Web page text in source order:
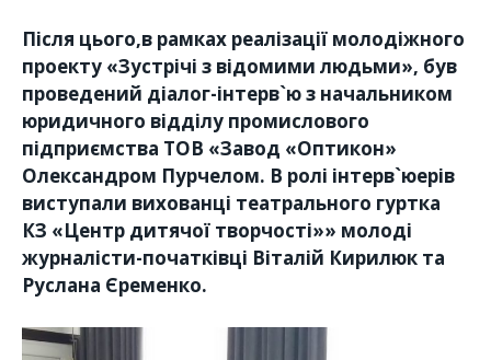
Після цього,в рамках реалізації молодіжного
проекту «Зустрічі з відомими людьми», був
проведений діалог-інтерв`ю з начальником
юридичного відділу промислового
підприємства ТОВ «Завод «Оптикон»
Олександром Пурчелом. В ролі інтерв`юерів
виступали вихованці театрального гуртка
КЗ «Центр дитячої творчості»» молоді
журналісти-початківці Віталій Кирилюк та
Руслана Єременко.